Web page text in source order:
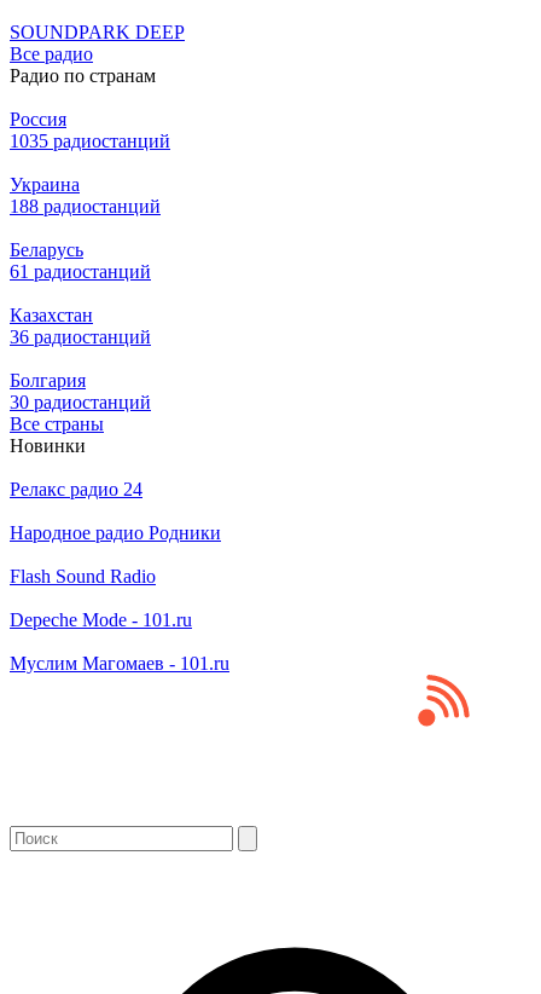
SOUNDPARK DEEP
Все радио
Радио по странам
Россия
1035 радиостанций
Украина
188 радиостанций
Беларусь
61 радиостанций
Казахстан
36 радиостанций
Болгария
30 радиостанций
Все страны
Новинки
Релакс радио 24
Народное радио Родники
Flash Sound Radio
Depeche Mode - 101.ru
Муслим Магомаев - 101.ru